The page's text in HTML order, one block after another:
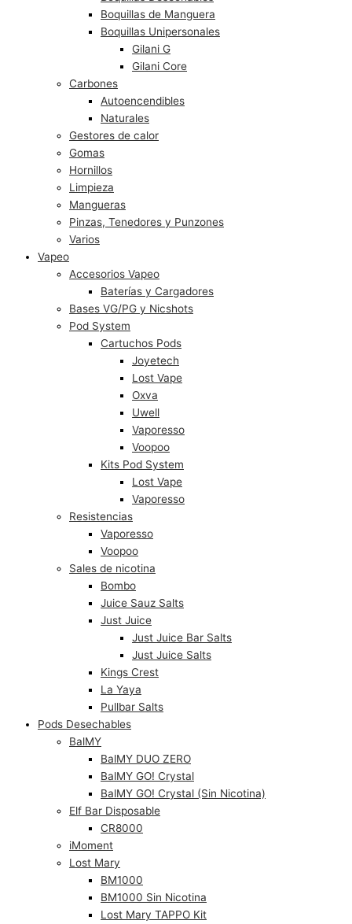
Boquillas de Manguera
Boquillas Unipersonales
Gilani G
Gilani Core
Carbones
Autoencendibles
Naturales
Gestores de calor
Gomas
Hornillos
Limpieza
Mangueras
Pinzas, Tenedores y Punzones
Varios
Vapeo
Accesorios Vapeo
Baterías y Cargadores
Bases VG/PG y Nicshots
Pod System
Cartuchos Pods
Joyetech
Lost Vape
Oxva
Uwell
Vaporesso
Voopoo
Kits Pod System
Lost Vape
Vaporesso
Resistencias
Vaporesso
Voopoo
Sales de nicotina
Bombo
Juice Sauz Salts
Just Juice
Just Juice Bar Salts
Just Juice Salts
Kings Crest
La Yaya
Pullbar Salts
Pods Desechables
BalMY
BalMY DUO ZERO
BalMY GO! Crystal
BalMY GO! Crystal (Sin Nicotina)
Elf Bar Disposable
CR8000
iMoment
Lost Mary
BM1000
BM1000 Sin Nicotina
Lost Mary TAPPO Kit